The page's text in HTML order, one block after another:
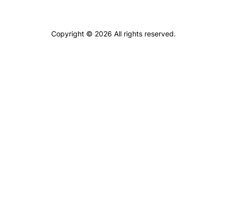
Copyright © 2026 All rights reserved.